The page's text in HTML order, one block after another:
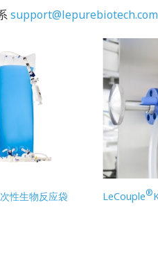
support@lepurebiotech.com
性生物反应袋 LeCouple®